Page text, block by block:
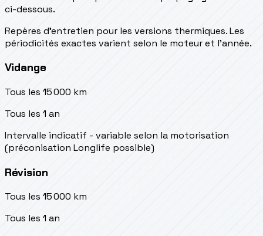
ci-dessous.
Repères d’entretien pour les versions thermiques. Les
périodicités exactes varient selon le moteur et l’année.
Vidange
Tous les 15 000 km
Tous les 1 an
Intervalle indicatif - variable selon la motorisation
(préconisation Longlife possible)
Révision
Tous les 15 000 km
Tous les 1 an